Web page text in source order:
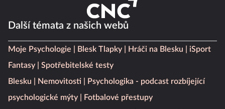
Další témata z našich webů
Moje Psychologie Blesk Tlapky Hráči na Blesku
iSport
Fantasy
Spotřebitelské testy
Blesku
Nemovitosti
Psychologika - podcast rozbíjející
psychologické mýty
Fotbalové přestupy